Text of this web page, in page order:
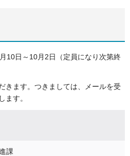
10日～10月2日（定員になり次第終
きます。つきましては、メールを受
ます。
課